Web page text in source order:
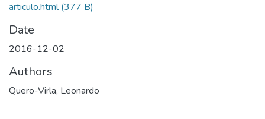
articulo.html(377 B)
Date
2016-12-02
Authors
Quero-Virla, Leonardo